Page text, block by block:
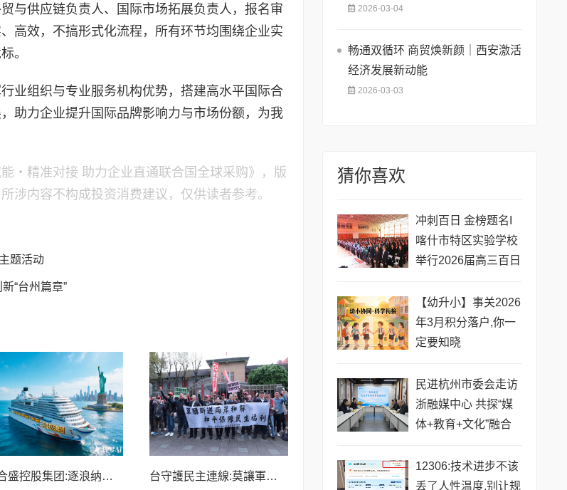
与供应链负责人、国际市场拓展负责人，报名审
高效，不搞形式化流程，所有环节均围绕企业实
。
业组织与专业服务机构优势，搭建高水平国际合
助力企业提升国际品牌影响力与市场份额，为我
・精准对接 助力企业直通联合国全球采购》，版
涉内容不构成投资消费建议，仅供读者参考。
题活动
“台州篇章”
三合盛控股集团:逐浪纳斯达克,领航数字经济新蓝海 台守護民主連線:莫讓軍購斷送兩岸和平
2026-03-04
畅通双循环 商贸焕新颜｜西安激活
经济发展新动能
2026-03-03
猜你喜欢
​冲刺百日 金榜题名I
喀什市特区实验学校
举行2026届高三百日
【幼升小】事关2026
年3月积分落户,你一
定要知晓
民进杭州市委会走访
浙融媒中心 共探“媒
体+教育+文化”融合
12306:技术进步不该
丢了人性温度,别让规